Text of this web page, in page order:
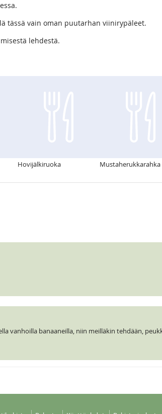
tässä vain oman puutarhan viinirypäleet.
lehdestä.
Hovijälkiruoka Mustaherukkarahka
vanhoilla banaaneilla, niin meilläkin tehdään,